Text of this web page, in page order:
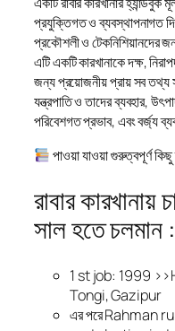
প্রযুক্তিগত ও ব্যবস্থাপনাগত
প্রকৌশলী ও টেকনিশিয়ানদের
এটি একটি কারখানাকে দক্ষ,
জন্য প্রয়োজনীয় প্রায় সব তথ্য
যন্ত্রপাতি ও তাদের ব্যবহার,
পরিবেশগত প্রভাব, এবং বর্জ্য
পাওয়া যাওয়া গুরুত্বপূর্ণ
রাবার
সাল হতে চলমান :
1 st job: 1999
Tongi, Gazipur
এর পরে Rahman